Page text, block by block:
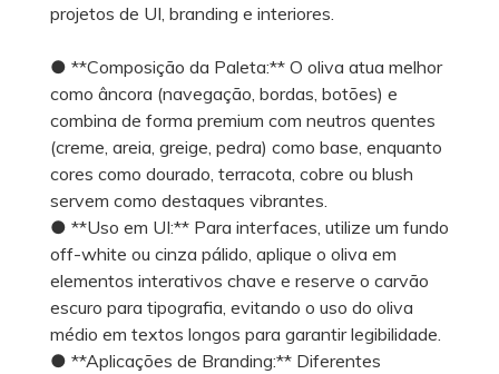
projetos de UI, branding e interiores.
● **Composição da Paleta:** O oliva atua melhor
como âncora (navegação, bordas, botões) e
combina de forma premium com neutros quentes
(creme, areia, greige, pedra) como base, enquanto
cores como dourado, terracota, cobre ou blush
servem como destaques vibrantes.
● **Uso em UI:** Para interfaces, utilize um fundo
off-white ou cinza pálido, aplique o oliva em
elementos interativos chave e reserve o carvão
escuro para tipografia, evitando o uso do oliva
médio em textos longos para garantir legibilidade.
● **Aplicações de Branding:** Diferentes